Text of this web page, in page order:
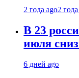
2 года ago2
В 23
июля
6 дней ago